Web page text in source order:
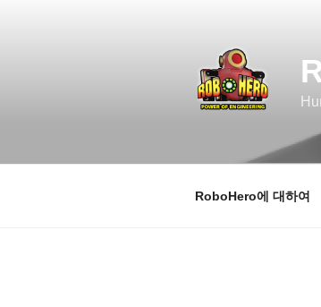
RoboHero에 대하여